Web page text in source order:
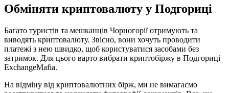
Обміняти криптовалюту у Подгориці
Багато туристів та мешканців Чорногорії отримують та
виводять криптовалюту. Звісно, вони хочуть проводити
платежі з нею швидко, щоб користуватися засобами без
затримок. Для цього варто вибрати криптобіржу в Подгориці
ExchangeMafia.
На відміну від криптовалютних бірж, ми не вимагаємо